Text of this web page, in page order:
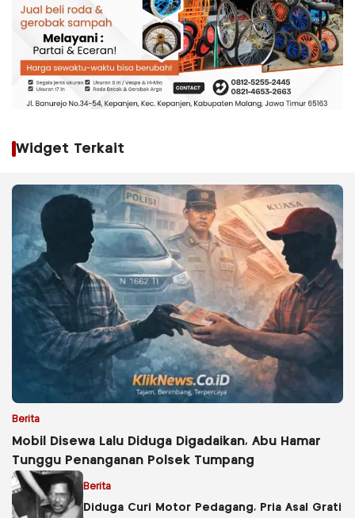
Widget Terkait
Berita
Mobil Disewa Lalu Diduga Digadaikan, Abu Hamar
Tunggu Penanganan Polsek Tumpang
Berita
Diduga Curi Motor Pedagang, Pria Asal Grati